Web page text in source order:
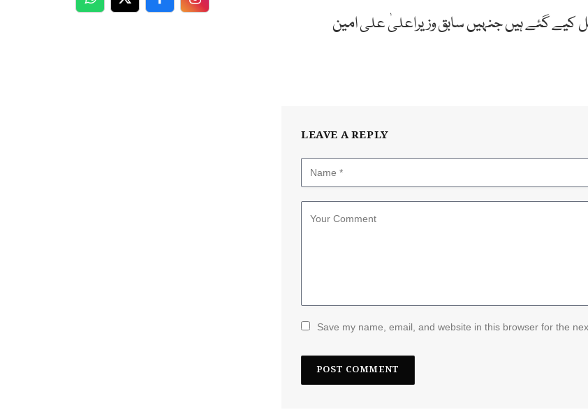
کیے گئے ہیں جنہیں سابق وزیراعلیٰ علی امین
LEAVE A REPLY
Save my name, email, and website in this browser for the
WhatsApp
TwitterFacebookFacebook